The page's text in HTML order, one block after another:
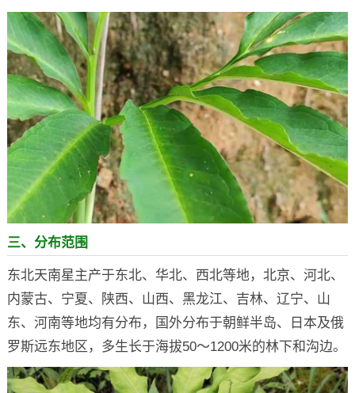
三、分布范围
东北天南星主产于东北、华北、西北等地，北京、河北、
内蒙古、宁夏、陕西、山西、黑龙江、吉林、辽宁、山
东、河南等地均有分布，国外分布于朝鲜半岛、日本及俄
罗斯远东地区，多生长于海拔50～1200米的林下和沟边。